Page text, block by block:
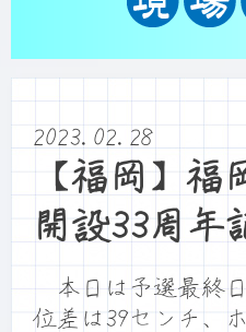
2023.02.28
【福岡】
開設33周年
本日は予選最終
位差は39センチ、